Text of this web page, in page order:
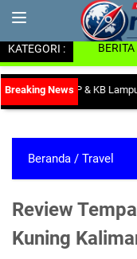
KATEGORI : BERITA
PP & KB Lampung
Beranda / Travel
Review
Kuning